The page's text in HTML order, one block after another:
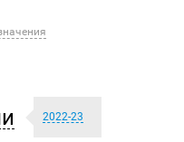
2022-23